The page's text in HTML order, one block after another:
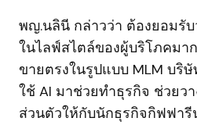
พญ.นลินี กล่าวว่า ต้องยอมรั
ในไลฟ์สไตล์ของผู้บริโภคมา
ขายตรงในรูปแบบ MLM บริ
ใช้ AI มาช่วยทำธุรกิจ ช่วยว
ส่วนตัวให้กับนักธุรกิจกิฟฟา